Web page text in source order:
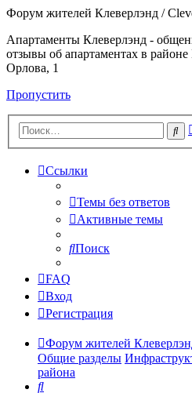
Форум жителей Клеверлэнд /
Апартаменты Клеверлэнд -
отзывы об апартаментах в
Орлова, 1
Пропустить
Ссылки
Темы без ответов
Активные темы
Поиск
FAQ
Вход
Регистрация
Форум жителей
Общие разделы
района
Поиск